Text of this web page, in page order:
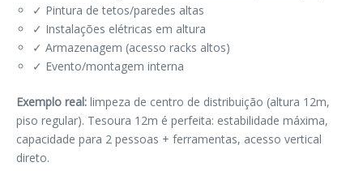
✓ Pintura de tetos/paredes altas
✓ Instalações elétricas em altura
✓ Armazenagem (acesso racks altos)
✓ Evento/montagem interna
Exemplo real: limpeza de centro de distribuição (altura 12m,
piso regular). Tesoura 12m é perfeita: estabilidade máxima,
capacidade para 2 pessoas + ferramentas, acesso vertical
direto.